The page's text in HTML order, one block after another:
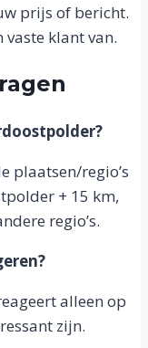
prijs of bericht.
vaste klant van.
plaatsen/regio’s
+ 15 km,
regio’s.
alleen op
zijn.